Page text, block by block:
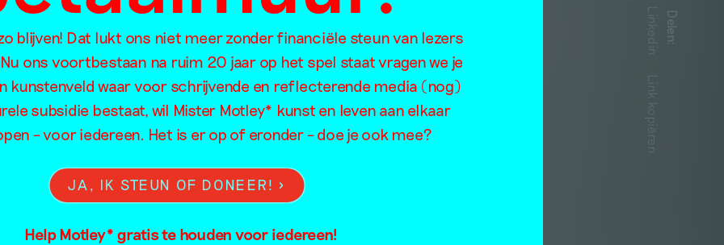
blijven! Dat lukt ons niet meer zonder financiële steun van lezers
ons voortbestaan na ruim 20 jaar op het spel staat vragen we je
kunstenveld waar voor schrijvende en reflecterende media (nog)
subsidie bestaat, wil Mister Motley* kunst en leven aan elkaar
– voor iedereen. Het is er op of eronder – doe je ook mee?
JA, IK STEUN OF DONEER!
Help Motley* gratis te houden voor iedereen!
hemel –
Zwamborn
Delen
Linkedin
Link kopiëren